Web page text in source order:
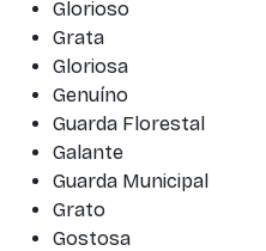
Glorioso
Grata
Gloriosa
Genuíno
Guarda Florestal
Galante
Guarda Municipal
Grato
Gostosa